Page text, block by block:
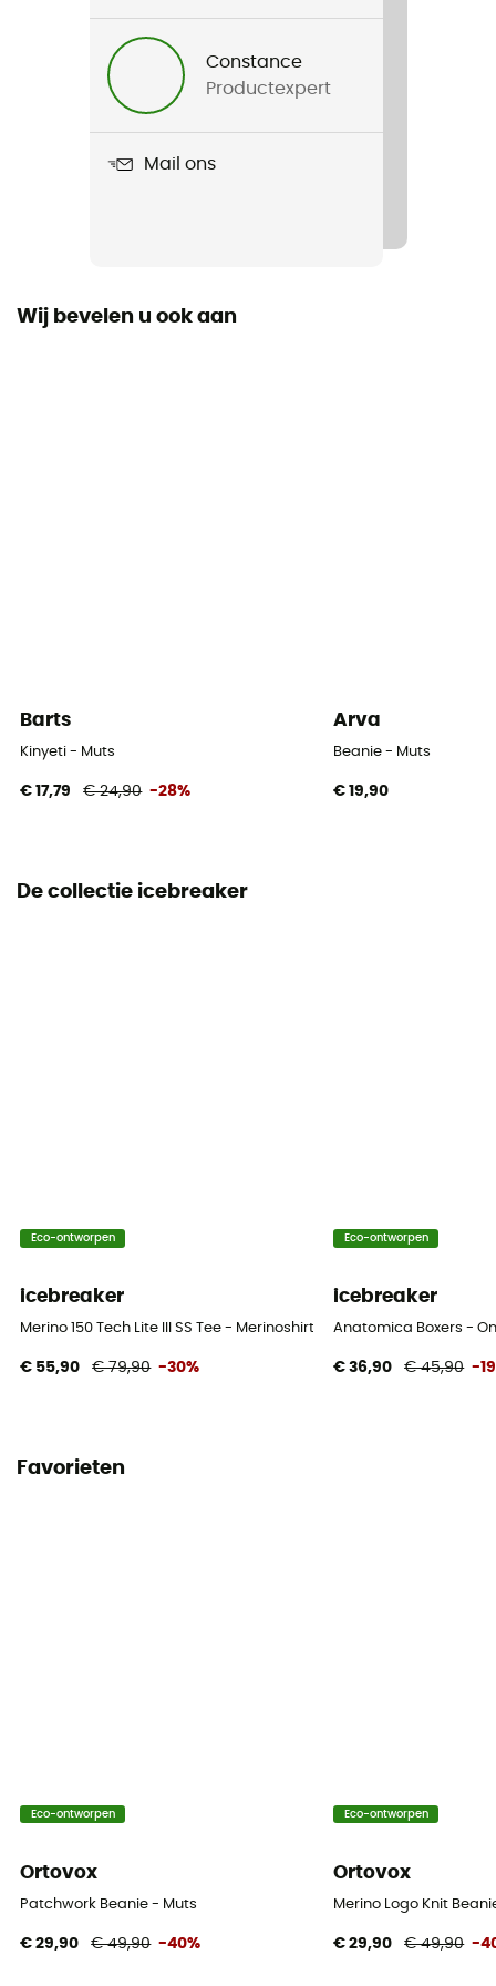
Heren / Dames
aux odeurs
Constance
Productexpert
Mail ons
Wij bevelen u ook aan
Barts
Kinyeti - Muts
€ 17,79 € 24,90 -28%
Arva
Beanie - Muts
€ 19,90
De collectie icebreaker
Eco-ontworpen
icebreaker
Merino 150 Tech Lite III SS Tee - Merinoshirt - Heren
€ 55,90 € 79,90 -30%
Eco-ontworpen
icebreaker
Anatomica Boxers -
€ 36,90 € 45,90 -
Favorieten
Eco-ontworpen
Ortovox
Patchwork Beanie - Muts
€ 29,90 € 49,90 -40%
Eco-ontworpen
Ortovox
Merino Logo Knit
€ 29,90 € 49,90 -